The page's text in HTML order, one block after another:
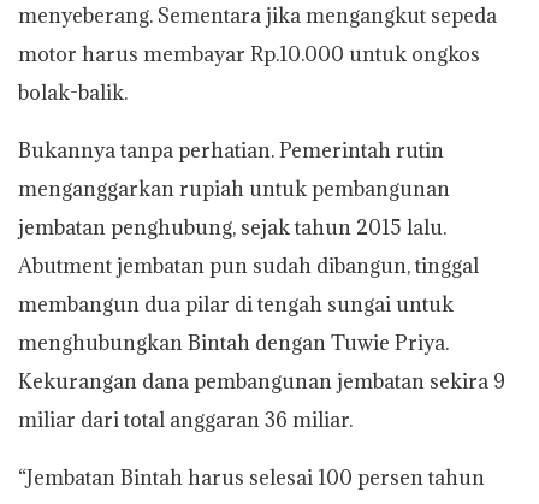
menyeberang. Sementara jika mengangkut sepeda
motor harus membayar Rp.10.000 untuk ongkos
bolak-balik.
Bukannya tanpa perhatian. Pemerintah rutin
menganggarkan rupiah untuk pembangunan
jembatan penghubung, sejak tahun 2015 lalu.
Abutment jembatan pun sudah dibangun, tinggal
membangun dua pilar di tengah sungai untuk
menghubungkan Bintah dengan Tuwie Priya.
Kekurangan dana pembangunan jembatan sekira 9
miliar dari total anggaran 36 miliar.
“Jembatan Bintah harus selesai 100 persen tahun